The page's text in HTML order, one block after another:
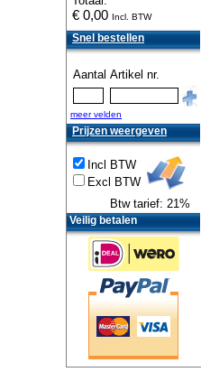
€ 0,00 Incl. BTW
Snel bestellen
Aantal Artikel nr.
meer velden
Prijzen weergeven
Incl BTW
Excl BTW
Btw tarief: 21%
Veilig betalen